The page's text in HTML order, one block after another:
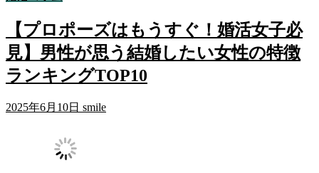
【プロポーズはもうすぐ！婚活女子必
見】男性が思う結婚したい女性の特徴
ランキングTOP10
2025年6月10日 smile